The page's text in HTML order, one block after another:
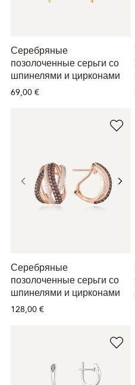
Серебряные
позолоченные серьги со
шпинелями и цирконами
69,00 €
Серебряные
позолоченные серьги со
шпинелями и цирконами
128,00 €